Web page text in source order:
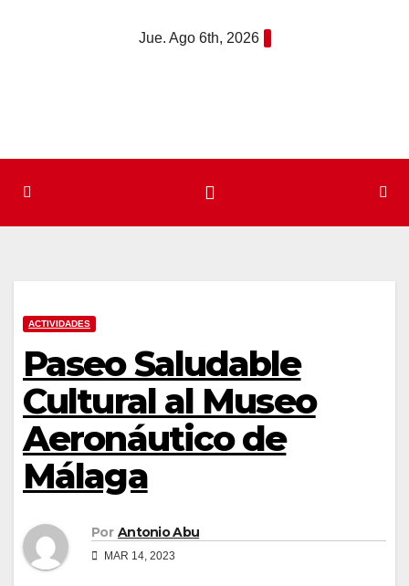
Jue. Ago 6th, 2026
ACTIVIDADES
Paseo Saludable
Cultural al Museo
Aeronáutico de
Málaga
Por Antonio Abu
MAR 14, 2023